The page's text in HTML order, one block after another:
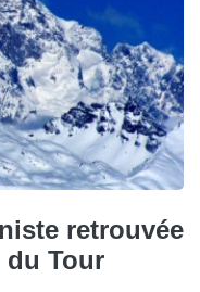
retrouvée
du Tour